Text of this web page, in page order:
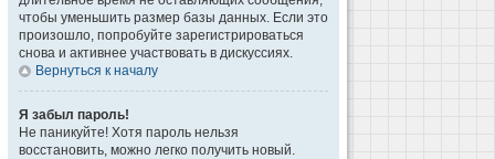
чтобы уменьшить размер базы данных. Если это
произошло, попробуйте зарегистрироваться
снова и активнее участвовать в дискуссиях.
Вернуться к началу
Я забыл пароль!
Не паникуйте! Хотя пароль нельзя
восстановить, можно легко получить новый.